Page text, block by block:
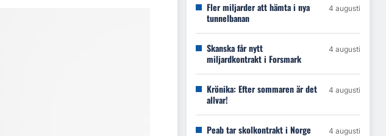
Fler miljarder att hämta i nya
tunnelbanan
4 augusti
Skanska får nytt
miljardkontrakt i Forsmark
4 augusti
Krönika: Efter sommaren är det
allvar!
4 augusti
Peab tar skolkontrakt i Norge 4 augusti